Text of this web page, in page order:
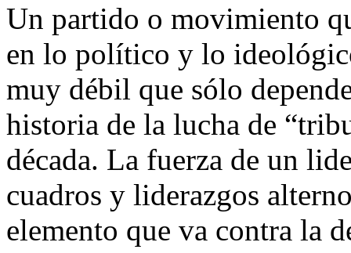
Un partido o movimiento
en lo político y lo
muy débil que sólo
historia de la lucha de
década. La fuerza de un
cuadros y liderazgos
elemento que va contra la